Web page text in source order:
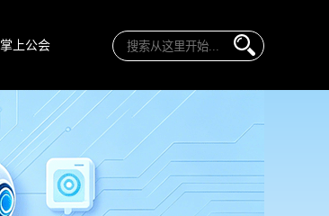
掌上公会